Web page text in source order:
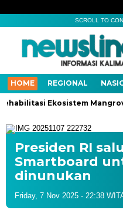
SCROLL TO
HOME REGIONAL
Ekosistem Mangrove
Presiden RI
Smartboard
dinunukan
Friday, 7 Nov 2025 - 22:38